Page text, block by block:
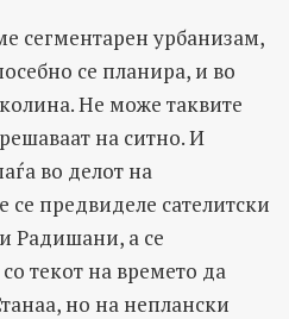
сегментарен урбанизам,
се планира, и во
Не може таквите
на ситно. И
во делот на
се предвиделе сателитски
Радишани, а се
текот на времето да
но на неплански